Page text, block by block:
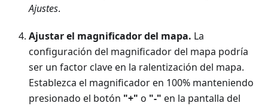
Ajustes.
Ajustar el magnificador del mapa. La
configuración del magnificador del mapa podría
ser un factor clave en la ralentización del mapa.
Establezca el magnificador en 100% manteniendo
presionado el botón "+" o "-" en la pantalla del